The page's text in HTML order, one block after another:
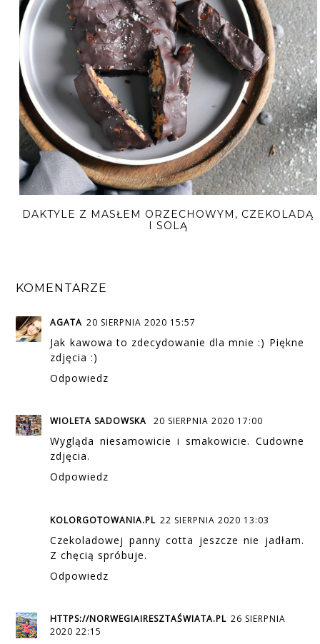
DAKTYLE Z MASŁEM ORZECHOWYM, CZEKOLADĄ
I SOLĄ
KOMENTARZE
AGATA 20 SIERPNIA 2020 15:57
Jak kawowa to zdecydowanie dla mnie :) Piękne
zdjęcia :)
Odpowiedz
WIOLETA SADOWSKA 20 SIERPNIA 2020 17:00
Wygląda niesamowicie i smakowicie. Cudowne
zdjęcia.
Odpowiedz
KOLORGOTOWANIA.PL 22 SIERPNIA 2020 13:03
Czekoladowej panny cotta jeszcze nie jadłam.
Z chęcią spróbuje.
Odpowiedz
HTTPS://NORWEGIAIRESZTAŚWIATA.PL 26 SIERPNIA
2020 22:15